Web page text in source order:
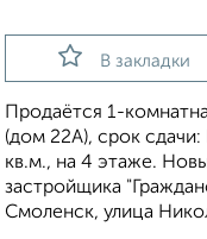
В закладки
Продаётся 1-
(дом 22А), срок
кв.м., на 4 этаже.
застройщика
Смоленск, улица